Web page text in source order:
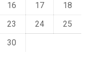
16 17
18
23 24
25
30